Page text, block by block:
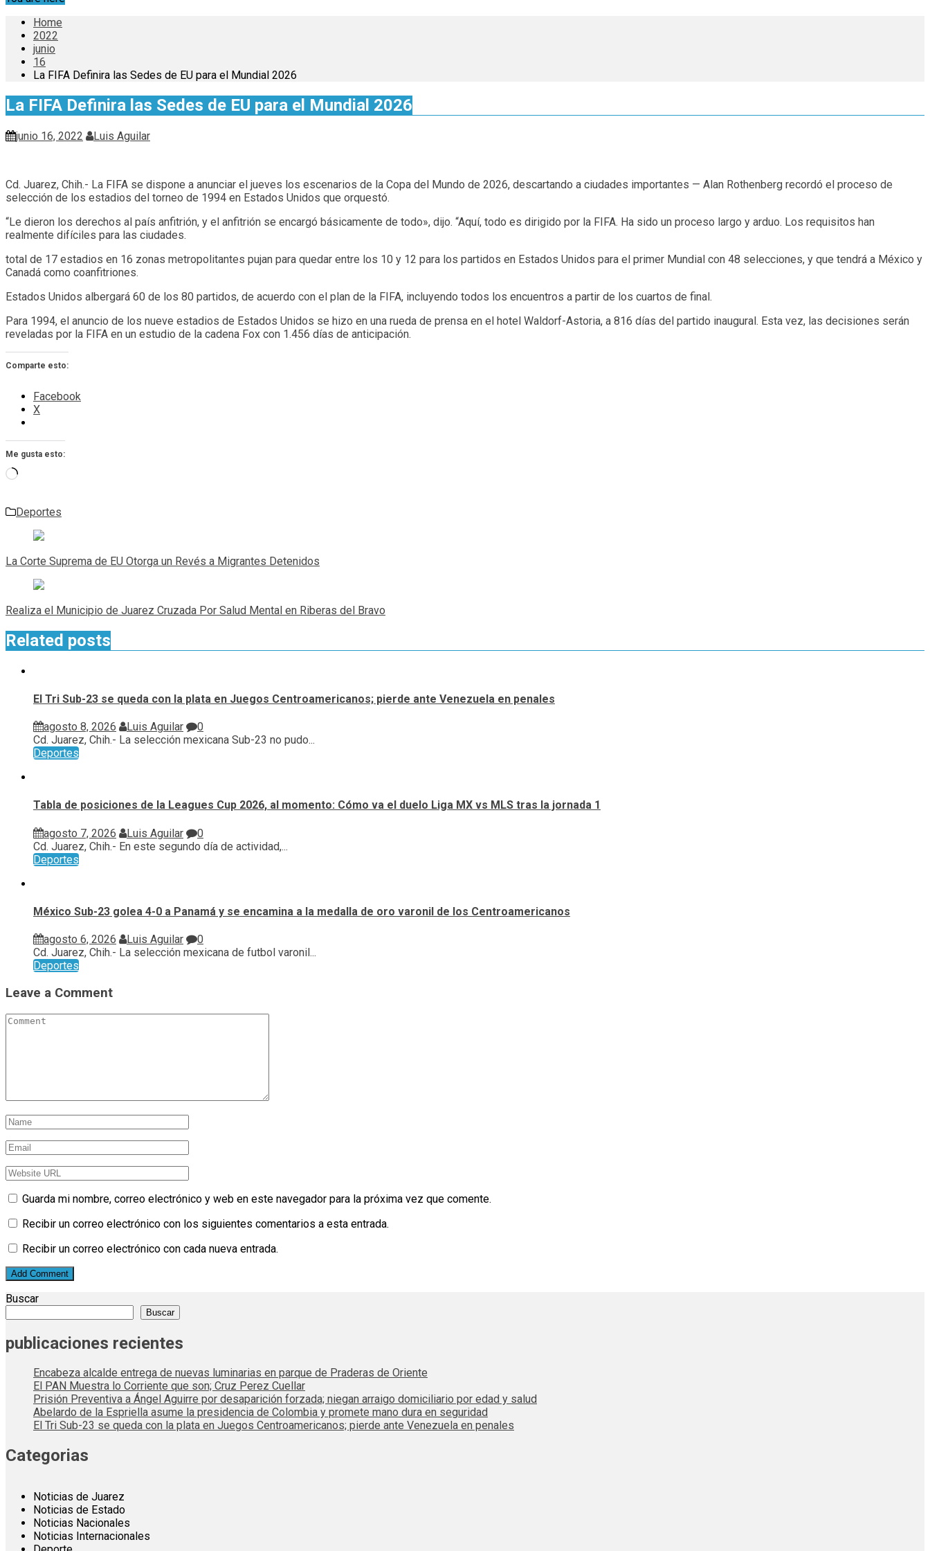
Home
2022
junio
16
La FIFA Definira las Sedes de EU para el Mundial 2026
La FIFA Definira las Sedes de EU para el Mundial 2026
junio 16, 2022 Luis Aguilar
Cd. Juarez, Chih.- La FIFA se dispone a anunciar el jueves los escenarios de la Copa del Mundo de 2026, descartando a ciudades importantes — Alan Rothenberg recordó el proceso de
selección de los estadios del torneo de 1994 en Estados Unidos que orquestó.
“Le dieron los derechos al país anfitrión, y el anfitrión se encargó básicamente de todo», dijo. “Aquí, todo es dirigido por la FIFA. Ha sido un proceso largo y arduo. Los requisitos han
realmente difíciles para las ciudades.
total de 17 estadios en 16 zonas metropolitantes pujan para quedar entre los 10 y 12 para los partidos en Estados Unidos para el primer Mundial con 48 selecciones, y que tendrá a México y
Canadá como coanfitriones.
Estados Unidos albergará 60 de los 80 partidos, de acuerdo con el plan de la FIFA, incluyendo todos los encuentros a partir de los cuartos de final.
Para 1994, el anuncio de los nueve estadios de Estados Unidos se hizo en una rueda de prensa en el hotel Waldorf-Astoria, a 816 días del partido inaugural. Esta vez, las decisiones serán
reveladas por la FIFA en un estudio de la cadena Fox con 1.456 días de anticipación.
Comparte esto:
Facebook
X
Me gusta esto:
Cargando...
Deportes
Navegación
de
entradas
La Corte Suprema de EU Otorga un Revés a Migrantes Detenidos
Realiza el Municipio de Juarez Cruzada Por Salud Mental en Riberas del Bravo
Related posts
El Tri Sub-23 se queda con la plata en Juegos Centroamericanos; pierde ante Venezuela en penales
agosto 8, 2026 Luis Aguilar
0
Cd. Juarez, Chih.- La selección mexicana Sub-23 no pudo...
Deportes
Tabla de posiciones de la Leagues Cup 2026, al momento: Cómo va el duelo Liga MX vs MLS tras la jornada 1
agosto 7, 2026 Luis Aguilar
0
Cd. Juarez, Chih.- En este segundo día de actividad,...
Deportes
México Sub-23 golea 4-0 a Panamá y se encamina a la medalla de oro varonil de los Centroamericanos
agosto 6, 2026 Luis Aguilar
0
Cd. Juarez, Chih.- La selección mexicana de futbol varonil...
Deportes
Leave a Comment
Guarda mi nombre, correo electrónico y web en este navegador para la próxima vez que comente.
Recibir un correo electrónico con los siguientes comentarios a esta entrada.
Recibir un correo electrónico con cada nueva entrada.
Buscar
Buscar
publicaciones recientes
Encabeza alcalde entrega de nuevas luminarias en parque de Praderas de Oriente
El PAN Muestra lo Corriente que son; Cruz Perez Cuellar
Prisión Preventiva a Ángel Aguirre por desaparición forzada; niegan arraigo domiciliario por edad y salud
Abelardo de la Espriella asume la presidencia de Colombia y promete mano dura en seguridad
El Tri Sub-23 se queda con la plata en Juegos Centroamericanos; pierde ante Venezuela en penales
Categorias
Noticias de Juarez
Noticias de Estado
Noticias Nacionales
Noticias Internacionales